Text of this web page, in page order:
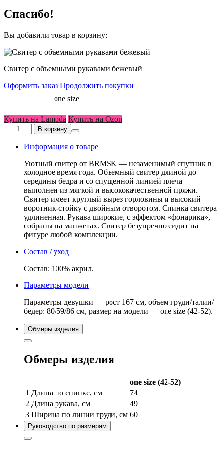
Спасибо!
Вы добавили товар в корзину:
Свитер с объемными рукавами бежевый
Оформить заказ Продолжить покупки
женский
one size
Купить на Lamoda Купить на Ozon
Количество
товара
Свитер
объемными
рукавами
бежевый
В корзину
Информация о товаре
Уютный свитер от BRMSK — незаменимый спутник в
холодное время года. Объемный свитер длиной до
середины бедра и со спущенной линией плеча
выполнен из мягкой и высококачественной пряжи.
Свитер имеет круглый вырез горловины и высокий
воротник-стойку с двойным отворотом. Спинка свитера
удлиненная. Рукава широкие, с эффектом «фонарика»,
собраны на манжетах. Свитер безупречно сидит на
фигуре любой комплекции.
Состав / уход
Состав: 100% акрил.
Параметры модели
Параметры девушки — рост 167 см, объем груди/талии/
бедер: 80/59/86 см, размер на модели — one size (42-52).
Обмеры изделия
Обмеры изделия
one size (42-52)
1 Длина по спинке, см
74
2 Длина рукава, см
49
3 Ширина по линии груди, см 60
Руководство по размерам